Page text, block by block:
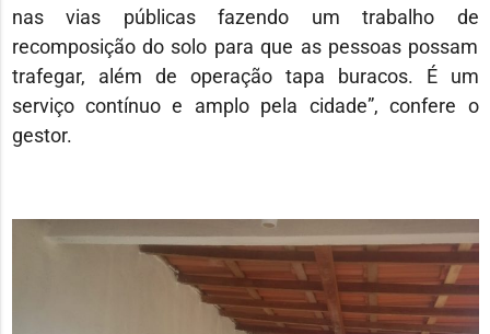
nas vias públicas fazendo um trabalho de
recomposição do solo para que as pessoas possam
trafegar, além de operação tapa buracos. É um
serviço contínuo e amplo pela cidade”, confere o
gestor.